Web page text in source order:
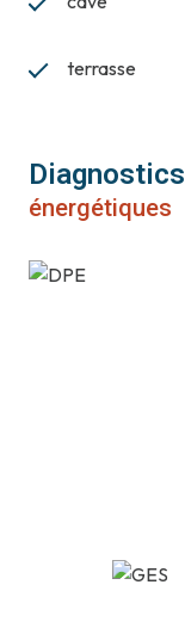
terrasse
Diagnostics
énergétiques